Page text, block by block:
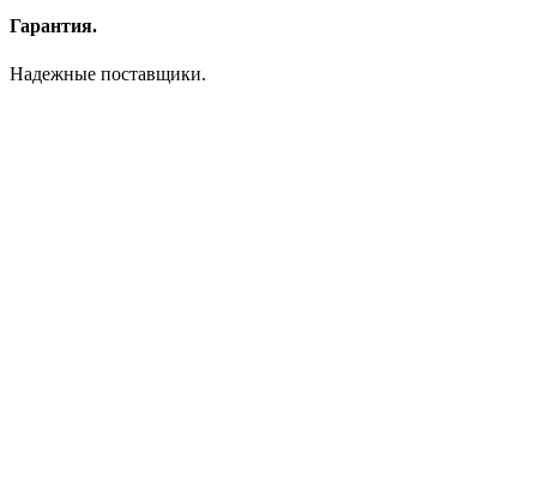
Гарантия.
Надежные поставщики.